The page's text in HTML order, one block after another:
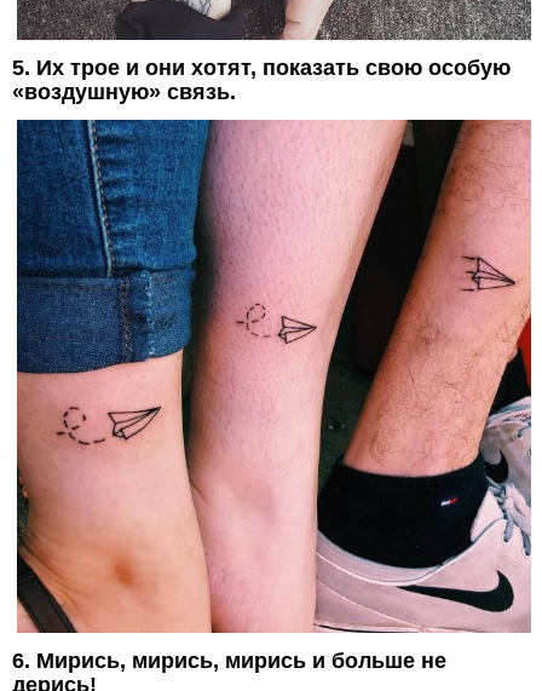
5. Их трое и они хотят, показать свою особую
«воздушную» связь.
6. Мирись, мирись, мирись и больше не
дерись!